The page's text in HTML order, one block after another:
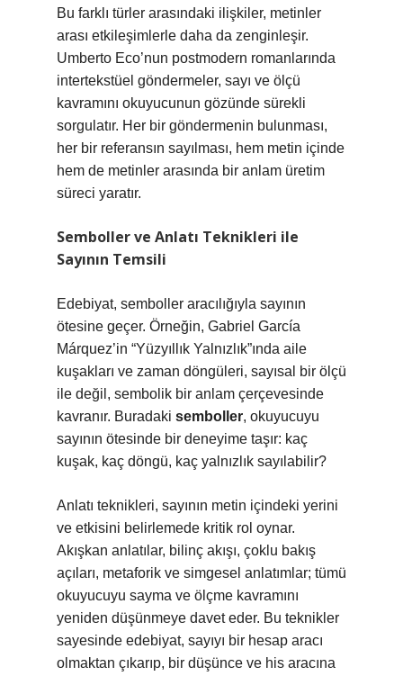
Bu farklı türler arasındaki ilişkiler, metinler
arası etkileşimlerle daha da zenginleşir.
Umberto Eco’nun postmodern romanlarında
intertekstüel göndermeler, sayı ve ölçü
kavramını okuyucunun gözünde sürekli
sorgulatır. Her bir göndermenin bulunması,
her bir referansın sayılması, hem metin içinde
hem de metinler arasında bir anlam üretim
süreci yaratır.
Semboller ve Anlatı Teknikleri ile
Sayının Temsili
Edebiyat, semboller aracılığıyla sayının
ötesine geçer. Örneğin, Gabriel García
Márquez’in “Yüzyıllık Yalnızlık”ında aile
kuşakları ve zaman döngüleri, sayısal bir ölçü
ile değil, sembolik bir anlam çerçevesinde
kavranır. Buradaki semboller, okuyucuyu
sayının ötesinde bir deneyime taşır: kaç
kuşak, kaç döngü, kaç yalnızlık sayılabilir?
Anlatı teknikleri, sayının metin içindeki yerini
ve etkisini belirlemede kritik rol oynar.
Akışkan anlatılar, bilinç akışı, çoklu bakış
açıları, metaforik ve simgesel anlatımlar; tümü
okuyucuyu sayma ve ölçme kavramını
yeniden düşünmeye davet eder. Bu teknikler
sayesinde edebiyat, sayıyı bir hesap aracı
olmaktan çıkarıp, bir düşünce ve his aracına